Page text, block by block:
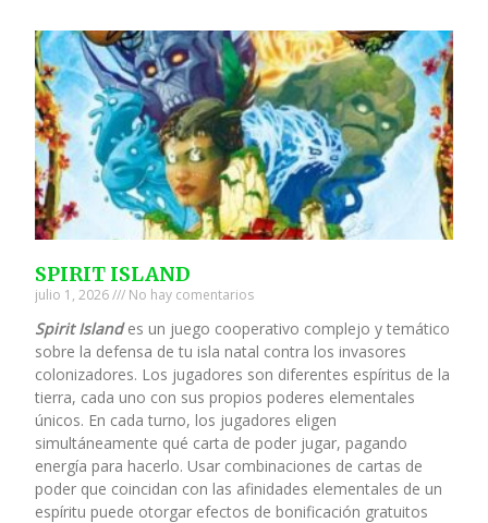
SPIRIT ISLAND
julio 1, 2026 No hay comentarios
Spirit Islandes un juego cooperativo complejo y temático
sobre la defensa de tu isla natal contra los invasores
colonizadores. Los jugadores son diferentes espíritus de la
tierra, cada uno con sus propios poderes elementales
únicos. En cada turno, los jugadores eligen
simultáneamente qué carta de poder jugar, pagando
energía para hacerlo. Usar combinaciones de cartas de
poder que coincidan con las afinidades elementales de un
espíritu puede otorgar efectos de bonificación gratuitos